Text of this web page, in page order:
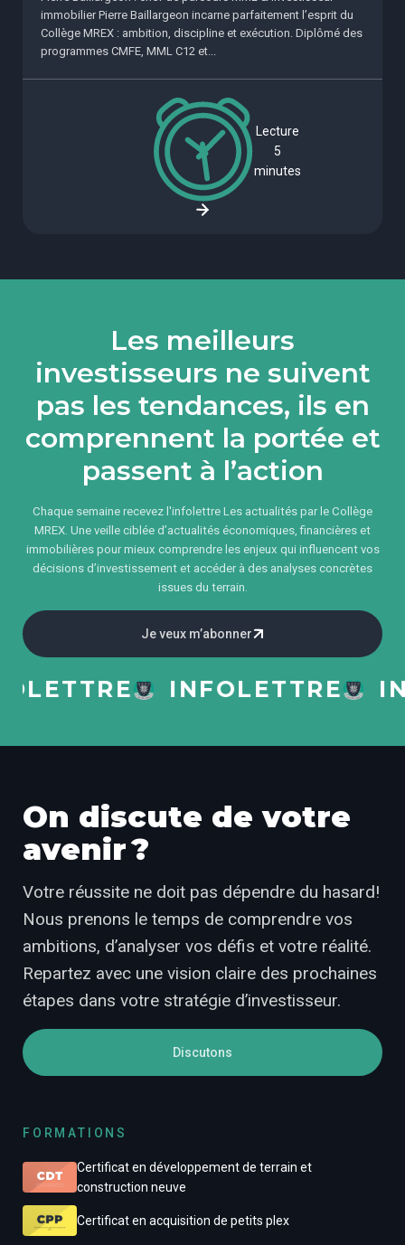
immobilier Pierre Baillargeon incarne parfaitement l’esprit du
Collège MREX : ambition, discipline et exécution. Diplômé des
programmes CMFE, MML C12 et...
Lecture
5
minutes
Les meilleurs
investisseurs ne suivent
pas les tendances, ils en
comprennent la portée et
passent à l’action
Chaque semaine recevez l'infolettre Les actualités par le Collège
MREX. Une veille ciblée d’actualités économiques, financières et
immobilières pour mieux comprendre les enjeux qui influencent vos
décisions d’investissement et accéder à des analyses concrètes
issues du terrain.
Je veux m’abonner
INFOLETTRE
On discute de votre
avenir ?
Votre réussite ne doit pas dépendre du hasard!
Nous prenons le temps de comprendre vos
ambitions, d’analyser vos défis et votre réalité.
Repartez avec une vision claire des prochaines
étapes dans votre stratégie d’investisseur.
Discutons
FORMATIONS
Certificat en développement de terrain et
construction neuve
Certificat en acquisition de petits plex